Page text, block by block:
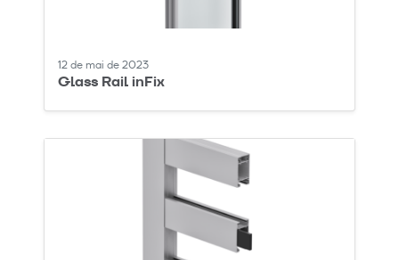
12 de mai de 2023
Glass Rail inFix